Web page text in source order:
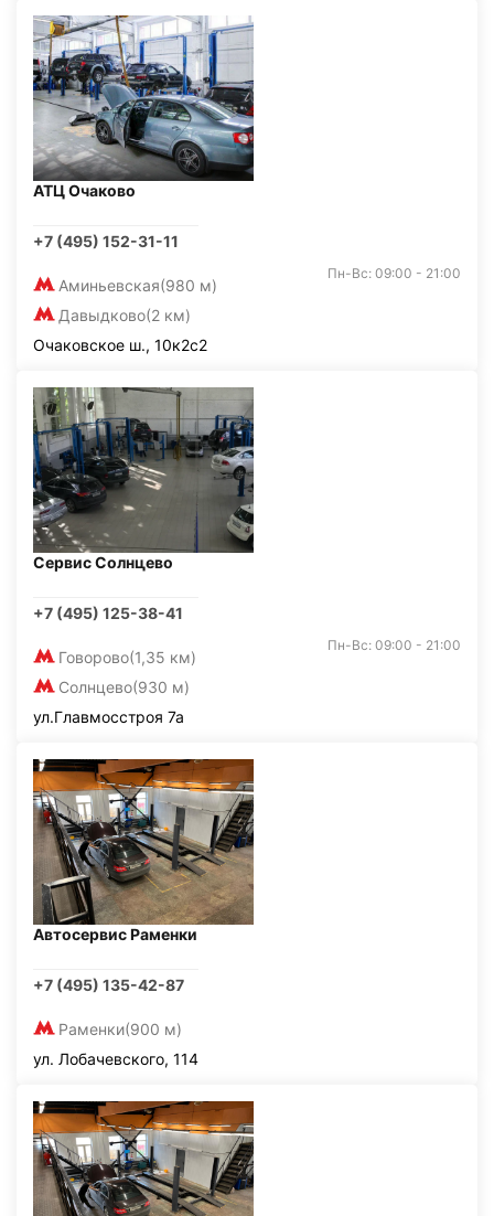
АТЦ Очаково
+7 (495) 152-31-11
Аминьевская(980 м)
Давыдково(2 км)
Пн-Вс: 09:00 - 21:00
Очаковское ш., 10к2с2
Сервис Солнцево
+7 (495) 125-38-41
Говорово(1,35 км)
Солнцево(930 м)
Пн-Вс: 09:00 - 21:00
ул.Главмосстроя 7а
Автосервис Раменки
+7 (495) 135-42-87
Раменки(900 м)
ул. Лобачевского, 114